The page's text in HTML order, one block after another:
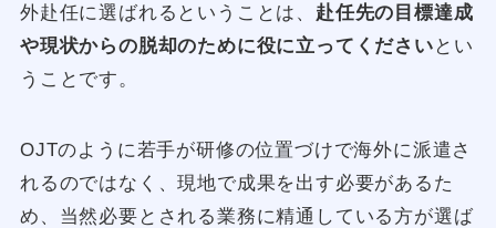
外赴任に選ばれるということは、 赴任先の目標達成
や現状からの脱却のために役に立ってください とい
うことです。
OJTのように若手が研修の位置づけで海外に派遣さ
れるのではなく、現地で成果を出す必要があるた
め、当然必要とされる業務に精通している方が選ば